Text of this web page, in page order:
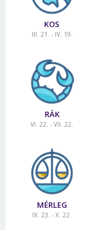
KOS
III. 21. - IV. 19.
RÁK
VI. 22. - VII. 22.
MÉRLEG
IX. 23. - X. 22.